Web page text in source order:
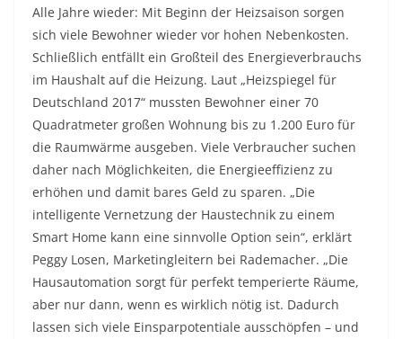
Alle Jahre wieder: Mit Beginn der Heizsaison sorgen
sich viele Bewohner wieder vor hohen Nebenkosten.
Schließlich entfällt ein Großteil des Energieverbrauchs
im Haushalt auf die Heizung. Laut „Heizspiegel für
Deutschland 2017“ mussten Bewohner einer 70
Quadratmeter großen Wohnung bis zu 1.200 Euro für
die Raumwärme ausgeben. Viele Verbraucher suchen
daher nach Möglichkeiten, die Energieeffizienz zu
erhöhen und damit bares Geld zu sparen. „Die
intelligente Vernetzung der Haustechnik zu einem
Smart Home kann eine sinnvolle Option sein“, erklärt
Peggy Losen, Marketingleitern bei Rademacher. „Die
Hausautomation sorgt für perfekt temperierte Räume,
aber nur dann, wenn es wirklich nötig ist. Dadurch
lassen sich viele Einsparpotentiale ausschöpfen – und